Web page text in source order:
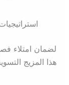
لضمان امتلاء
هذا المزيج